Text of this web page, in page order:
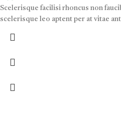
Scelerisque facilisi rhoncus non
scelerisque leo aptent per at vitae